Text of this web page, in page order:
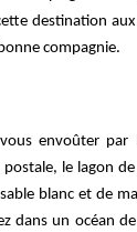
destination
compagnie.
envoûter
le lagon
blanc et de
dans un océan